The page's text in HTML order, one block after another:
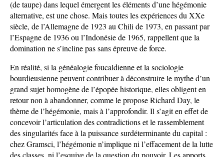
(de taupe) dans lequel émergent les éléments d’une hégémonie
alternative, est une chose. Mais toutes les expériences du XXe
siècle, de l’Allemagne de 1923 au Chili de 1973, en passant par
l’Espagne de 1936 ou l’Indonésie de 1965, rappellent que la
domination ne s’incline pas sans épreuve de force.
En réalité, si la généalogie foucaldienne et la sociologie
bourdieusienne peuvent contribuer à déconstruire le mythe d’un
grand sujet homogène de l’épopée historique, elles obligent en
retour non à abandonner, comme le propose Richard Day, le
thème de l’hégémonie, mais à l’approfondir. Il s’agit en effet de
concevoir l’articulation des contradictions et le rassemblement
des singularités face à la puissance surdéterminante du capital :
chez Gramsci, l’hégémonie n’implique ni l’effacement de la lutte
des classes, ni l’esquive de la question du pouvoir. Les apports